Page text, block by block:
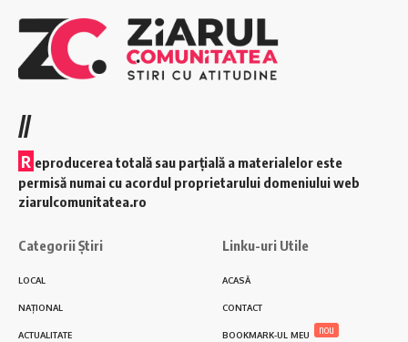
//
R eproducerea totală sau parțială a materialelor este
permisă numai cu acordul proprietarului domeniului web
ziarulcomunitatea.ro
Categorii Știri
LOCAL
NAȚIONAL
ACTUALITATE
Linku-uri Utile
ACASĂ
CONTACT
BOOKMARK-UL MEU nou